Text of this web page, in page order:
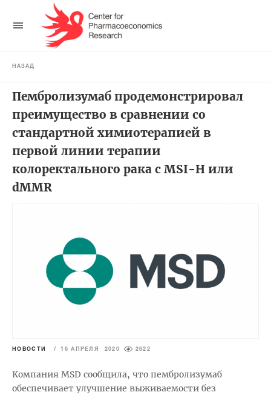
НАЗАД
Пембролизумаб продемонстрировал
преимущество в сравнении со
стандартной химиотерапией в
первой линии терапии
колоректального рака с MSI-H или
dMMR
НОВОСТИ / 16 АПРЕЛЯ 2020 2622
Компания MSD сообщила, что пембролизумаб
обеспечивает улучшение выживаемости без